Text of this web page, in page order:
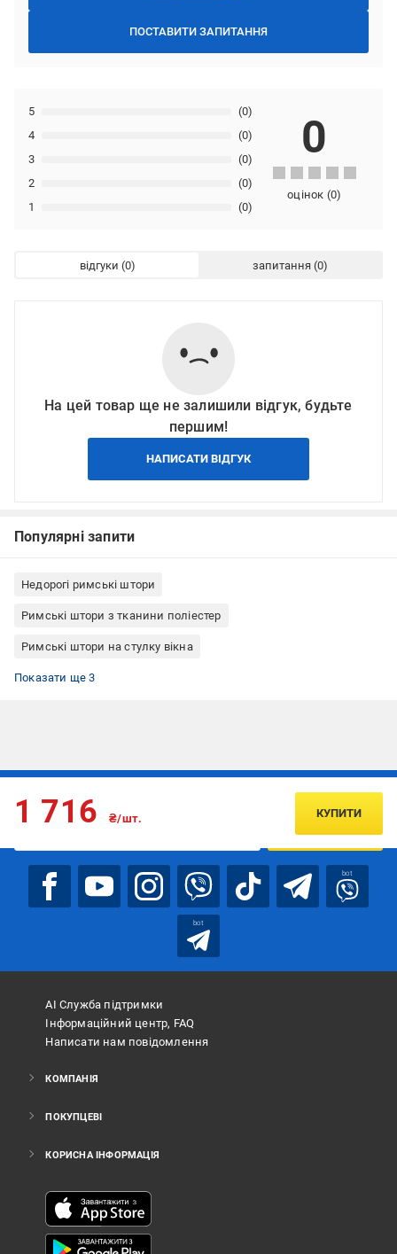
ПОСТАВИТИ ЗАПИТАННЯ
1 (0)
2 (0)
3 (0)
4 (0)
5 (0)
0
оцінок (0)
відгуки запитання
На цей товар ще не залишили відгук, будьте
першим!
НАПИСАТИ ВІДГУК
Популярні запити
Недорогі римські штори
Римські штори з тканини поліестер
Римські штори на стулку вікна
Римські штори кріплення до стелі
Римські штори кріплення до стіни
Римські штори Rollotex
Показати ще 3
1 716 ₴/шт. КУПИТИ
Підписуйтесь, щоб дізнаватись першим про акції та пропозиції
ПІДПИСАТИСЯ
bot
bot
АІ Служба підтримки
Інформаційний центр, FAQ
Написати нам повідомлення
КОМПАНІЯ
ПОКУПЦЕВІ
КОРИСНА ІНФОРМАЦІЯ